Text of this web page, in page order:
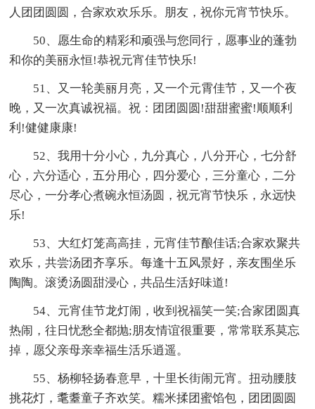
人团团圆圆，合家欢欢乐乐。朋友，祝你元宵节快乐。
50、愿生命的精彩和顽强与您同行，愿事业的蓬勃
和你的美丽永恒!恭祝元宵佳节快乐!
51、又一轮美丽月亮，又一个元霄佳节，又一个夜
晚，又一次真诚祝福。祝：团团圆圆!甜甜蜜蜜!顺顺利
利!健健康康!
52、我用十分小心，九分真心，八分开心，七分舒
心，六分适心，五分用心，四分爱心，三分童心，二分
尽心，一分孝心煮碗永恒汤圆，祝元宵节快乐，永远快
乐!
53、大红灯笼高高挂，元宵佳节酿佳话;合家欢聚共
欢乐，共尝汤团齐享乐。每逢十五风景好，亲友围坐乐
陶陶。滚烫汤圆甜浸心，共品生活好味道!
54、元宵佳节龙灯闹，收到祝福笑一笑;合家团圆真
热闹，往日忧愁全都抛;朋友情谊很重要，常常联系莫忘
掉，愿父亲母亲幸福生活乐逍遥。
55、杨柳轻扬春意早，十里长街闹元宵。扭动腰肢
挑花灯，耄耋童子齐欢笑。糯米揉团蜜馅包，团团圆圆